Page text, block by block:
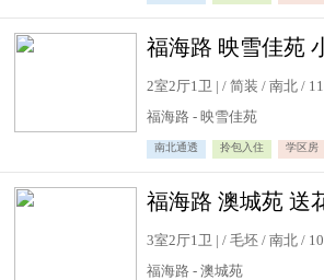
福海路 映雪佳苑
2室2厅1卫 | / 简装 / 南北 /
福海路 - 映雪佳苑
南北通透 拎包入住 学区房
3室2厅1卫 | / 毛坯 / 南北 /
福海路 - 澳城苑